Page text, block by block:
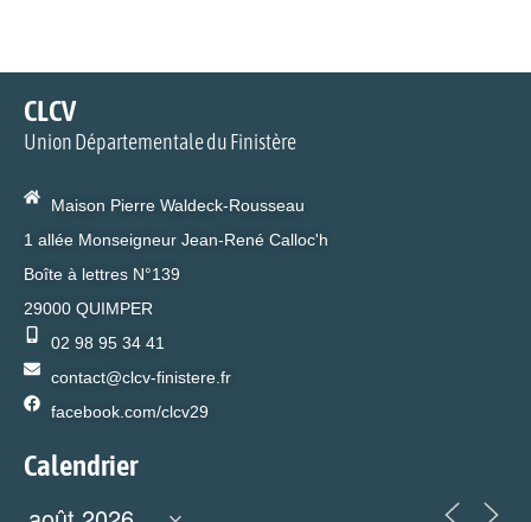
CLCV
Union Départementale du Finistère
Maison Pierre Waldeck-Rousseau
1 allée Monseigneur Jean-René Calloc'h
Boîte à lettres N°139
29000 QUIMPER
02 98 95 34 41
contact@clcv-finistere.fr
facebook.com/clcv29
Calendrier